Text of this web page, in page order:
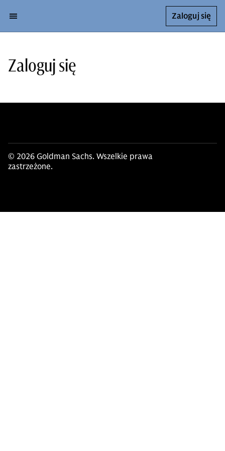
Zaloguj się
Zaloguj się
© 2026 Goldman Sachs. Wszelkie prawa
zastrzeżone.